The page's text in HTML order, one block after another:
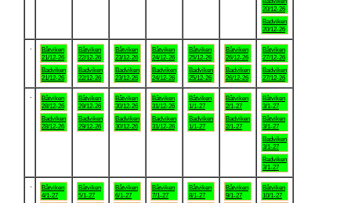
20/12-26
Badviken
20/12-26
Båtviken
21/12-26
Badviken
21/12-26
Båtviken
22/12-26
Badviken
22/12-26
Båtviken
23/12-26
Badviken
23/12-26
Båtviken
24/12-26
Badviken
24/12-26
Båtviken
25/12-26
Badviken
25/12-26
Båtviken
26/12-26
Badviken
26/12-26
Båtviken
27/12-26
Badviken
27/12-26
Båtviken
28/12-26
Badviken
28/12-26
Båtviken
29/12-26
Badviken
29/12-26
Båtviken
30/12-26
Badviken
30/12-26
Båtviken
31/12-26
Badviken
31/12-26
Båtviken
1/1-27
Badviken
1/1-27
Båtviken
2/1-27
Badviken
2/1-27
Båtviken
3/1-27
Båtviken
3/1-27
Badviken
3/1-27
Badviken
3/1-27
Båtviken
4/1-27
Båtviken
5/1-27
Båtviken
6/1-27
Båtviken
7/1-27
Båtviken
8/1-27
Båtviken
9/1-27
Båtviken
10/1-27